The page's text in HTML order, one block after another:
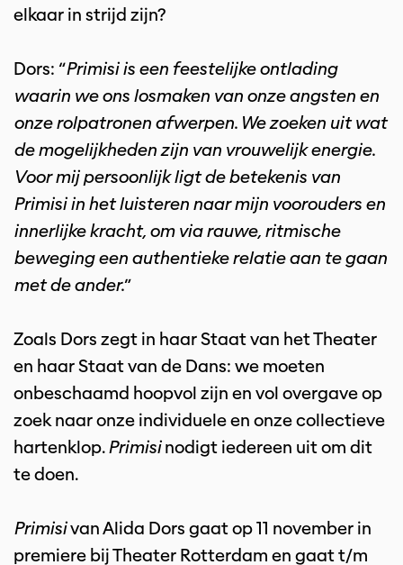
elkaar in strijd zijn?
Dors: “Primisi is een feestelijke ontlading
waarin we ons losmaken van onze angsten en
onze rolpatronen afwerpen. We zoeken uit wat
de mogelijkheden zijn van vrouwelijk energie.
Voor mij persoonlijk ligt de betekenis van
Primisi in het luisteren naar mijn voorouders en
innerlijke kracht, om via rauwe, ritmische
beweging een authentieke relatie aan te gaan
met de ander.”
Zoals Dors zegt in haar Staat van het Theater
en haar Staat van de Dans: we moeten
onbeschaamd hoopvol zijn en vol overgave op
zoek naar onze individuele en onze collectieve
hartenklop.Primisinodigt iedereen uit om dit
te doen.
Primisivan Alida Dors gaat op 11 november in
premiere bij Theater Rotterdam en gaat t/m